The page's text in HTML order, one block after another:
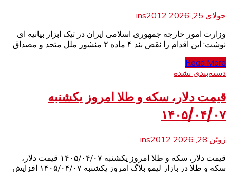
جولای 25, 2026
ins2012
وزارت امور خارجه جمهوری اسلامی ایران در تیک ابزار بیانیه ای
نوشت: این اقدام را نقض بند ۴ ماده ۲ منشور ملل متحد و مصداق
Read More
دسته‌بندی نشده
قیمت دلار، سکه و طلا امروز یکشنبه
۱۴۰۵/۰۴/۰۷
ژوئن 28, 2026
ins2012
قیمت دلار، سکه و طلا امروز یکشنبه ۱۴۰۵/۰۴/۰۷ قیمت دلار،
سکه و طلا در بازار لیمو بلاگ امروز یکشنبه ۱۴۰۵/۰۴/۰۷ افزایش